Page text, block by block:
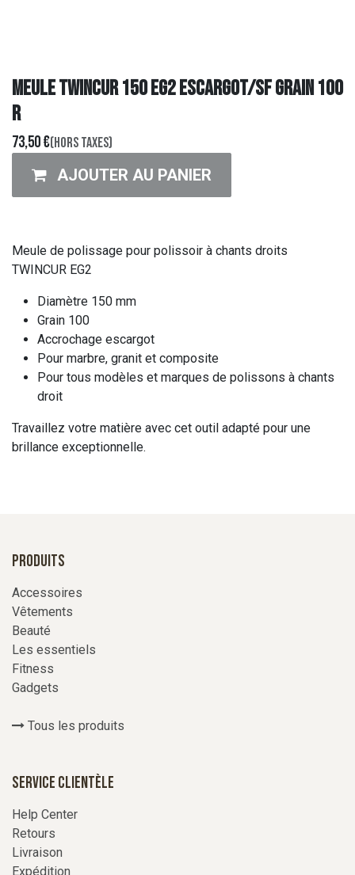
MEULE TWINCUR 150 EG2 ESCARGOT/SF GRAIN 100
R
73,50€(Hors taxes)
AJOUTER AU PANIER
Meule de polissage pour polissoir à chants droits
TWINCUR EG2
Diamètre 150 mm
Grain 100
Accrochage escargot
Pour marbre, granit et composite
Pour tous modèles et marques de polissons à chants
droit
Travaillez votre matière avec cet outil adapté pour une
brillance exceptionnelle.
Produits
Accessoires
Vêtements
Beauté
Les essentiels
Fitness
Gadgets
Tous les produits
Service Clientèle
Help Center
Retours
Livraison
Expédition